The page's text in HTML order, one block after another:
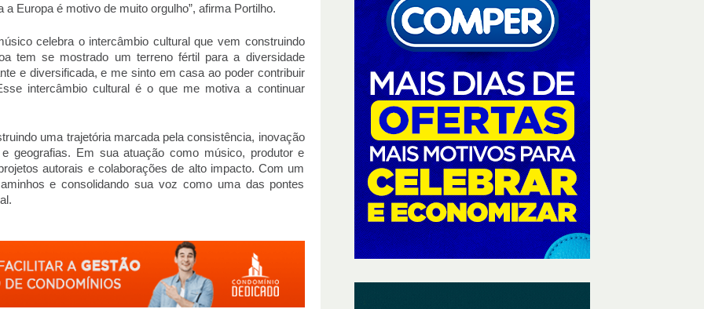
Europa é motivo de muito orgulho”, afirma Portilho.
celebra o intercâmbio cultural que vem construindo
tem se mostrado um terreno fértil para a diversidade
e diversificada, e me sinto em casa ao poder contribuir
intercâmbio cultural é o que me motiva a continuar
uma trajetória marcada pela consistência, inovação
geografias. Em sua atuação como músico, produtor e
autorais e colaborações de alto impacto. Com um
e consolidando sua voz como uma das pontes